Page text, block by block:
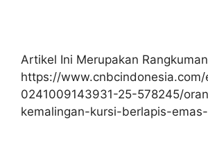
Artikel Ini Merupakan
https://www.cnbcindonesia.com/
0241009143931-25-578245/
kemalingan-kursi-berlapis-